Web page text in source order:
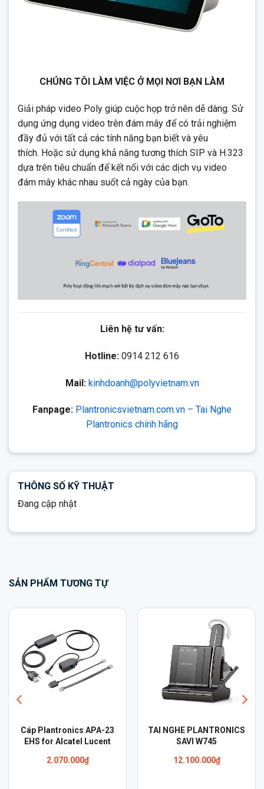
CHÚNG TÔI LÀM VIỆC Ở MỌI NƠI BẠN LÀM
Giải pháp video Poly giúp cuộc họp trở nên dễ dàng. Sử
dụng ứng dụng video trên đám mây để có trải nghiệm
đầy đủ với tất cả các tính năng bạn biết và yêu
thích. Hoặc sử dụng khả năng tương thích SIP và H.323
dựa trên tiêu chuẩn để kết nối với các dịch vụ video
đám mây khác nhau suốt cả ngày của bạn.
Liên hệ tư vấn:
Hotline: 0914 212 616
Mail: kinhdoanh@polyvietnam.vn
Fanpage: Plantronicsvietnam.com.vn – Tai Nghe
Plantronics chính hãng
THÔNG SỐ KỸ THUẬT
Đang cập nhật
SẢN PHẨM TƯƠNG TỰ
APA-23
Alcatel Lucent
TAI NGHE PLANTRONICS
Tai